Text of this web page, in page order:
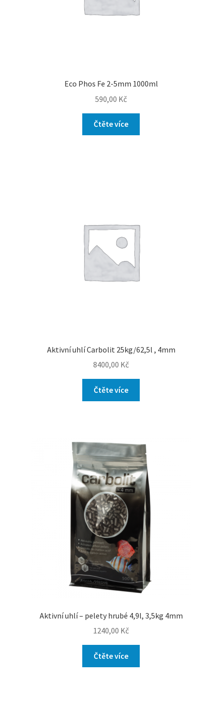
Eco Phos Fe 2-5mm 1000ml
590,00 Kč
Čtěte více
Aktivní uhlí Carbolit 25kg/62,5l , 4mm
8400,00 Kč
Čtěte více
Aktivní uhlí – pelety hrubé 4,9l, 3,5kg 4mm
1240,00 Kč
Čtěte více